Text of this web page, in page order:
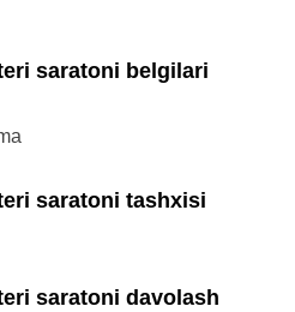
saratoni belgilari
saratoni tashxisi
saratoni davolash